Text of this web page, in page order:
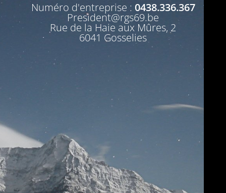
Numéro d'entreprise : 0438.336.367
President@rgs69.be
Rue de la Haie aux Mûres, 2
6041 Gosselies